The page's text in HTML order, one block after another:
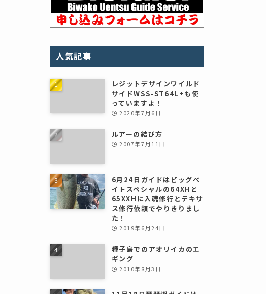
人気記事
レジットデザインワイルド
サイドWSS-ST64L+も使
っていますよ！
2020年7月6日
ルアーの結び方
2007年7月11日
6月24日ガイドはビッグベ
イトスペシャルの64XHと
65XXHに入魂修行とテキサ
ス修行依頼でやりきりまし
た！
2019年6月24日
種子島でのアオリイカのエ
ギング
2010年8月3日